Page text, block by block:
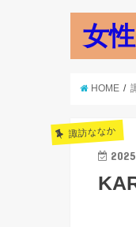
女
HOME
諏訪ななか